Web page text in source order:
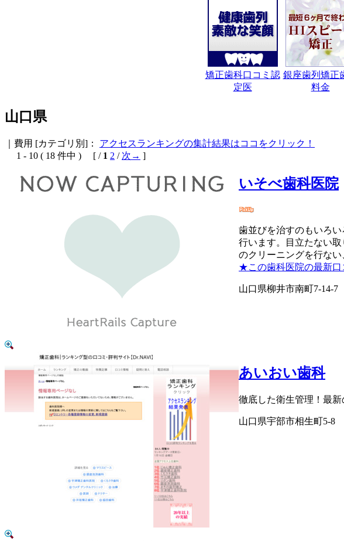
矯正歯科口コミ認
定医
銀座歯列矯正
料金
山口県
｜費用 [カテゴリ別]： アクセスランキングの集計結果はココをクリック！
1 - 10 ( 18 件中 ) [ / 1 2 / 次→ ]
いそべ歯科医院
歯並びを治すのもいろ
行います。目立たない
のクリーニングを行ない
★この歯科医院の最新口
山口県柳井市南町7-14-7
あいおい歯科
徹底した衛生管理！最新
山口県宇部市相生町5-8